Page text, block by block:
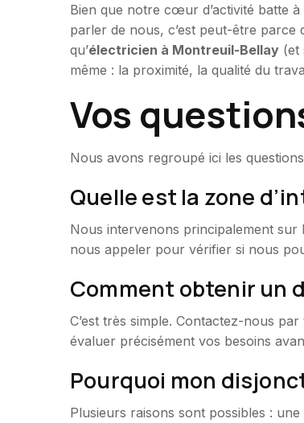
Bien que notre cœur d’activité batte
parler de nous, c’est peut-être
qu’électricien à Montreuil-Bellay (et
même : la proximité, la qualité du
Vos
Nous avons regroupé ici les
Quelle est la zone
Nous intervenons principalement sur
nous appeler pour vérifier si nous
Comment obtenir un
C’est très simple. Contactez-nous
évaluer précisément vos besoins
Pourquoi mon
Plusieurs raisons sont possibles :